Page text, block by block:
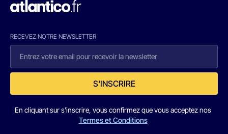
RECEVEZ NOTRE NEWSLETTER
S'INSCRIRE
En cliquant sur s'inscrire, vous confirmez que vous acceptez nos
Termes et Conditions